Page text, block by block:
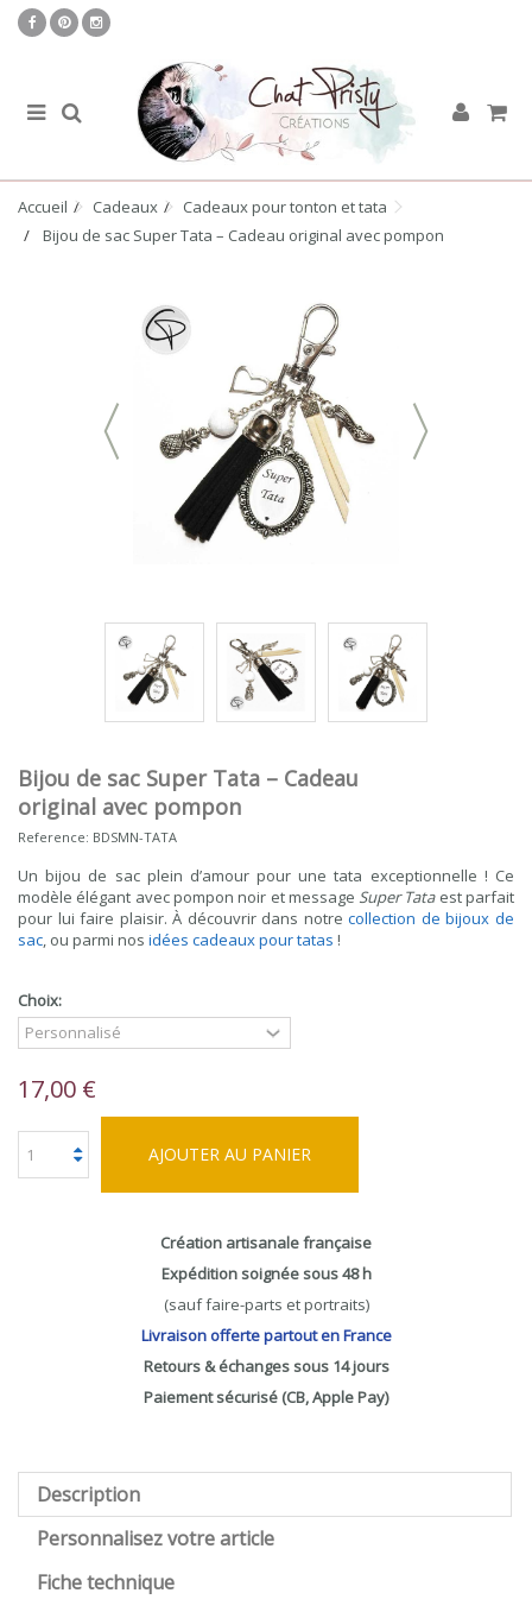
Accueil Cadeaux
Cadeaux pour tonton et tata
Bijou de sac Super Tata – Cadeau original avec pompon
Bijou de sac Super Tata – Cadeau
original avec pompon
Reference: BDSMN-TATA
Un bijou de sac plein d’amour pour une tata exceptionnelle ! Ce
modèle élégant avec pompon noir et message Super Tataest parfait
pour lui faire plaisir. À découvrir dans notrecollection de bijoux de
sac, ou parmi nos idées cadeaux pour tatas !
Choix:
17,00 €
AJOUTER AU PANIER
Création artisanale française
Expédition soignée sous 48 h
(sauf faire-parts et portraits)
Livraison offerte partout en France
Retours & échanges sous 14 jours
Paiement sécurisé (CB, Apple Pay)
Description
Personnalisez votre article
Fiche technique